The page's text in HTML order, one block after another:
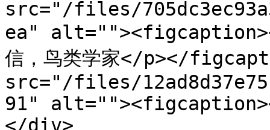
src="/files/
ea"
信，鸟类学家</p></
src="/files/
91"
</div>